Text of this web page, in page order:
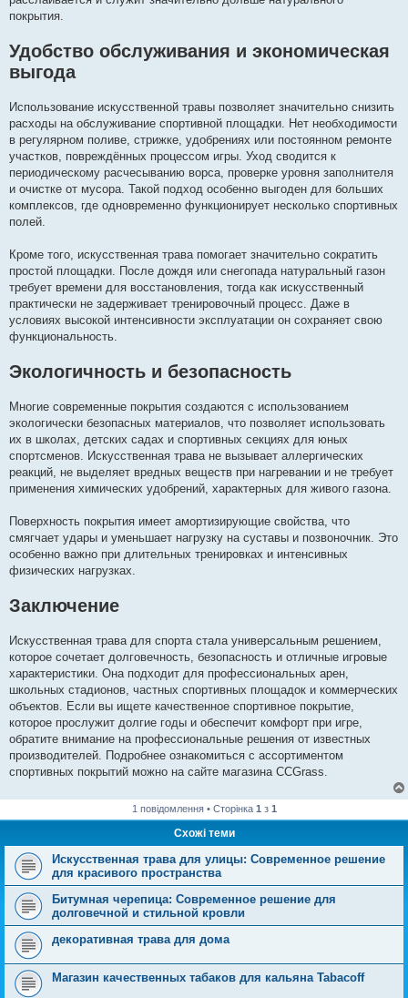
покрытия.
Удобство обслуживания и экономическая
выгода
Использование искусственной травы позволяет значительно снизить
расходы на обслуживание спортивной площадки. Нет необходимости
в регулярном поливе, стрижке, удобрениях или постоянном ремонте
участков, повреждённых процессом игры. Уход сводится к
периодическому расчесыванию ворса, проверке уровня заполнителя
и очистке от мусора. Такой подход особенно выгоден для больших
комплексов, где одновременно функционирует несколько спортивных
полей.
Кроме того, искусственная трава помогает значительно сократить
простой площадки. После дождя или снегопада натуральный газон
требует времени для восстановления, тогда как искусственный
практически не задерживает тренировочный процесс. Даже в
условиях высокой интенсивности эксплуатации он сохраняет свою
функциональность.
Экологичность и безопасность
Многие современные покрытия создаются с использованием
экологически безопасных материалов, что позволяет использовать
их в школах, детских садах и спортивных секциях для юных
спортсменов. Искусственная трава не вызывает аллергических
реакций, не выделяет вредных веществ при нагревании и не требует
применения химических удобрений, характерных для живого газона.
Поверхность покрытия имеет амортизирующие свойства, что
смягчает удары и уменьшает нагрузку на суставы и позвоночник. Это
особенно важно при длительных тренировках и интенсивных
физических нагрузках.
Заключение
Искусственная трава для спорта стала универсальным решением,
которое сочетает долговечность, безопасность и отличные игровые
характеристики. Она подходит для профессиональных арен,
школьных стадионов, частных спортивных площадок и коммерческих
объектов. Если вы ищете качественное спортивное покрытие,
которое прослужит долгие годы и обеспечит комфорт при игре,
обратите внимание на профессиональные решения от известных
производителей. Подробнее ознакомиться с ассортиментом
спортивных покрытий можно на сайте магазина CCGrass.
1 повідомлення • Сторінка 1 з 1
Схожі теми
Искусственная трава для улицы: Современное решение
для красивого пространства
Битумная черепица: Современное решение для
долговечной и стильной кровли
декоративная трава для дома
Магазин качественных табаков для кальяна Tabacoff